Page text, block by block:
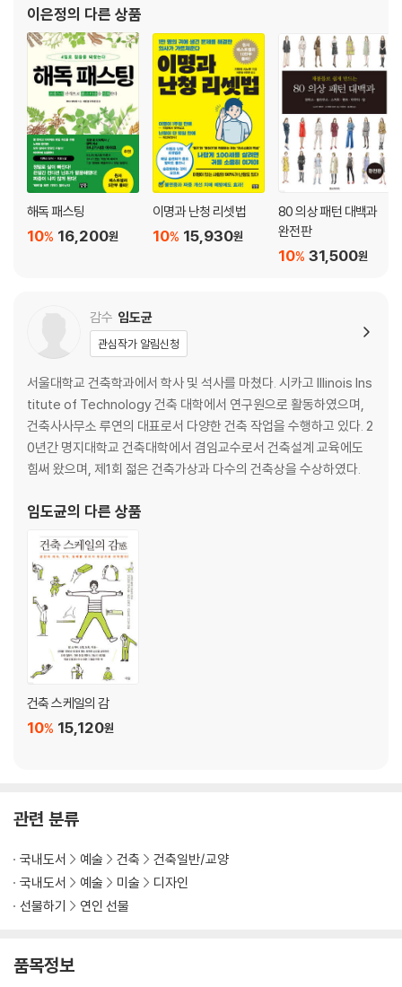
STEP 21 배치도 표현의 플래시 업 포인트
【칼럼】마에카와 구니오 저택의 디테일을 살펴보자 【칼럼】이 책을
집필하고 있는 책상 주변 스케치
3장 투시도 편
STEP 22 원근법이란
STEP 23 투시도법으로 그릴 때 지켜야 하는 3가지 규칙
STEP 24 투시도법으로 스케치하기
STEP 25 내부 투시도 그리기
STEP 26 민가를 정면에서 그리기
STEP 27 비스듬한 위치에서 건축의 양감 표현하기
STEP 28 깊이감을 정확하게 표현할 때 편리한 ‘간략법’
STEP 31 내리막길 표현하기
STEP 32 구부러진 오르막길 표현하기
STEP 33 구부러진 내리막길 표현하기
STEP 34 내려다보고 있는 표현의 포인트
STEP 35 수평선을 바라보는 표현의 포인트
【응용】투시도법 정리 테크닉①/프레임에 넣기 【응용】투시도법 정
리 테크닉②/포인트 보기
【응용】투시도법 정리 테크닉③/부분을 클로즈업 【응용】투시도법
4장 도면을 한 단계 발전시키는 테크닉 편
STEP 36 채색의 순서와 요령
STEP 37 색연필, 파스텔, 수채화, 착색의 요령
STEP 38 음과 영의 차이
STEP 39 내부 투시도에 음영 표현하기
【응용】인테리어 투시도에 음영 표현하기
STEP 40 식물 그리기
STEP 41 인물 그리기
STEP 42 자동차 그리기
【응용】배경을 추가해 스케일 표현하기
맺음말
기 마스터』『만년필로
이은정의 다른 상품
해독 패스팅
16,200원
10%
이명과 난청 리셋법
15,930원
10%
80 의상 패턴 대백과
완전판
31,500원
10%
감수 임도균
관심작가 알림신청
서울대학교 건축학과에서 학사 및 석사를 마쳤다. 시카고 Illinois Ins
titute of Technology 건축 대학에서 연구원으로 활동하였으며,
건축사사무소 루연의 대표로서 다양한 건축 작업을 수행하고 있다. 2
0년간 명지대학교 건축대학에서 겸임교수로서 건축설계 교육에도
힘써 왔으며, 제1회 젊은 건축가상과 다수의 건축상을 수상하였다.
임도균의 다른 상품
건축 스케일의 감
15,120원
10%
관련 분류
국내도서 예술 건축
건축일반/교양
국내도서
예술 미술
디자인
선물하기
연인 선물
품목정보